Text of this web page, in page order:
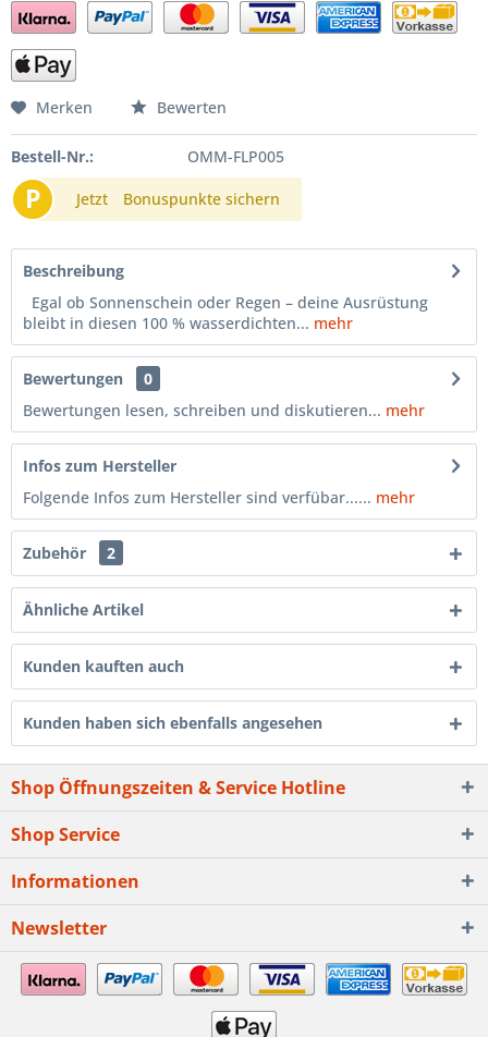
Merken Bewerten
Bestell-Nr.: OMM-FLP005
P Jetzt Bonuspunkte sichern
Beschreibung
Egal ob Sonnenschein oder Regen – deine Ausrüstung
bleibt in diesen 100 % wasserdichten... mehr
Bewertungen
0
Bewertungen lesen, schreiben und diskutieren... mehr
Infos zum Hersteller
Folgende Infos zum Hersteller sind verfübar...... mehr
Zubehör 2
Ähnliche Artikel
Kunden kauften auch
Kunden haben sich ebenfalls angesehen
Shop Öffnungszeiten & Service Hotline
Shop Service
Informationen
Newsletter